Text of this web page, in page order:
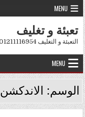
Skip to content
MENU
تعبئة و تغليف
التعبئة و التغليف 01211116954 – 01211116956 – 01211116958
MENU
الوسم: الاندكشن